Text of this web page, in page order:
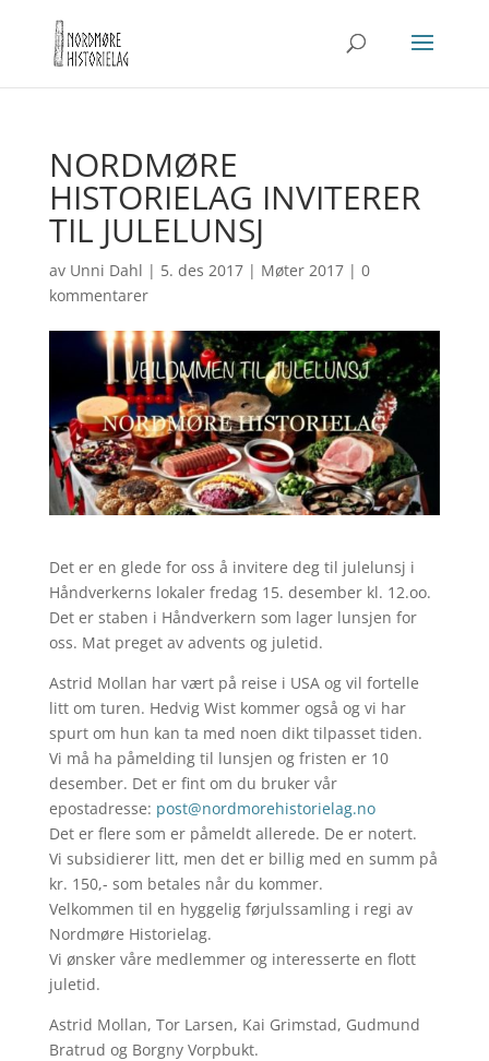
NORDMØRE
HISTORIELAG INVITERER
TIL JULELUNSJ
av Unni Dahl | 5. des 2017| Møter 2017| 0
kommentarer
Det er en glede for oss å invitere deg til julelunsj i
Håndverkerns lokaler fredag 15. desember kl. 12.oo.
Det er staben i Håndverkern som lager lunsjen for
oss. Mat preget av advents og juletid.
Astrid Mollan har vært på reise i USA og vil fortelle
litt om turen. Hedvig Wist kommer også og vi har
spurt om hun kan ta med noen dikt tilpasset tiden.
Vi må ha påmelding til lunsjen og fristen er 10
desember. Det er fint om du bruker vår
epostadresse: post@nordmorehistorielag.no
Det er flere som er påmeldt allerede. De er notert.
Vi subsidierer litt, men det er billig med en summ på
kr. 150,- som betales når du kommer.
Velkommen til en hyggelig førjulssamling i regi av
Nordmøre Historielag.
Vi ønsker våre medlemmer og interesserte en flott
juletid.
Astrid Mollan, Tor Larsen, Kai Grimstad, Gudmund
Bratrud og Borgny Vorpbukt.